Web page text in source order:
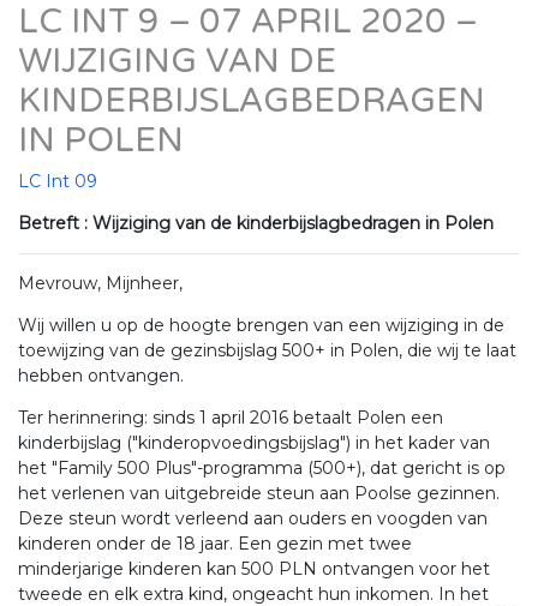
LC INT 9 – 07 APRIL 2020 –
WIJZIGING VAN DE
KINDERBIJSLAGBEDRAGEN
IN POLEN
LC Int 09
Betreft : Wijziging van de kinderbijslagbedragen in Polen
Mevrouw, Mijnheer,
Wij willen u op de hoogte brengen van een wijziging in de
toewijzing van de gezinsbijslag 500+ in Polen, die wij te laat
hebben ontvangen.
Ter herinnering: sinds 1 april 2016 betaalt Polen een
kinderbijslag ("kinderopvoedingsbijslag") in het kader van
het "Family 500 Plus"-programma (500+), dat gericht is op
het verlenen van uitgebreide steun aan Poolse gezinnen.
Deze steun wordt verleend aan ouders en voogden van
kinderen onder de 18 jaar. Een gezin met twee
minderjarige kinderen kan 500 PLN ontvangen voor het
tweede en elk extra kind, ongeacht hun inkomen. In het